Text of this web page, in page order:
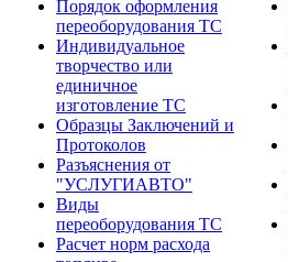
Порядок оформления
переоборудования ТС
Индивидуальное
творчество или
единичное
изготовление ТС
Образцы Заключений и
Протоколов
Разъяснения от
"УСЛУГИАВТО"
Виды
переоборудования ТС
Расчет норм расхода